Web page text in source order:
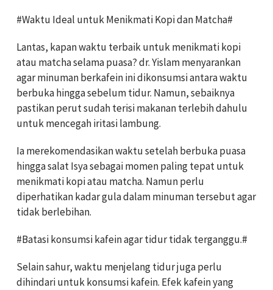
#Waktu Ideal untuk Menikmati Kopi dan Matcha#
Lantas, kapan waktu terbaik untuk menikmati kopi
atau matcha selama puasa? dr. Yislam menyarankan
agar minuman berkafein ini dikonsumsi antara waktu
berbuka hingga sebelum tidur. Namun, sebaiknya
pastikan perut sudah terisi makanan terlebih dahulu
untuk mencegah iritasi lambung.
Ia merekomendasikan waktu setelah berbuka puasa
hingga salat Isya sebagai momen paling tepat untuk
menikmati kopi atau matcha. Namun perlu
diperhatikan kadar gula dalam minuman tersebut agar
tidak berlebihan.
#Batasi konsumsi kafein agar tidur tidak terganggu.#
Selain sahur, waktu menjelang tidur juga perlu
dihindari untuk konsumsi kafein. Efek kafein yang